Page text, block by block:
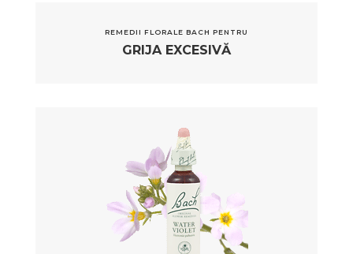
REMEDII FLORALE BACH PENTRU
GRIJA EXCESIVĂ